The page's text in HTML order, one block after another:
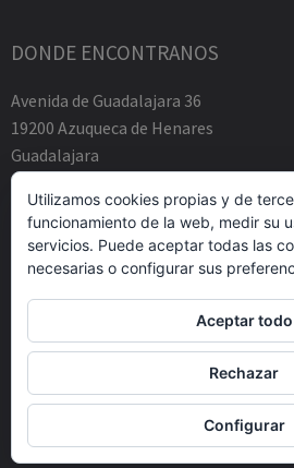
DONDE ENCONTRANOS
Avenida de Guadalajara 36
19200 Azuqueca de Henares
Guadalajara
Tfno.-+34 949883219
contacto@abogadosfda.eu
Mañanas de 10:00a 14:00
Tardes de 17:00 a 20:00
© Agustin Zamarro Mogarra
CPOThemes.
Utilizamos cookies propias y de
funcionamiento de la web, medir su
servicios. Puede aceptar todas las
necesarias o configurar sus
Aceptar todo
Rechazar
Configurar